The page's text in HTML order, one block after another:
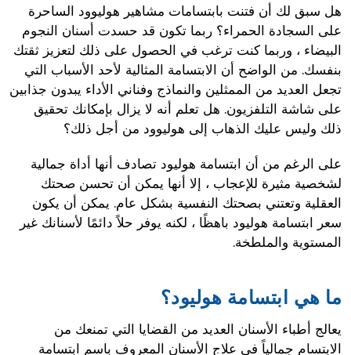
هل سبق لك أن فتنت بابتسامات مشاهير هوليوود الساحرة
على السجادة الحمراء؟ ربما تكون قد حسدت أسنان النجوم
البيضاء ، وربما كنت ترغب في الحصول على ذلك لتعزيز ثقتك
بنفسك. من الواضح أن الابتسامة المثالية لأحد الأسباب التي
تجعل العديد من الممثلين والنماذج وفناني الأداء يبدون جذابين
على شاشة التلفزيون. هل تعلم أنه لا يزال بإمكانك تحقيق
ذلك وليس عليك الذهاب إلى هوليوود من أجل ذلك؟
على الرغم من أن ابتسامة هوليود تصادف أنها أداة جمالية
لشخصية مثيرة للإعجاب ، إلا أنها يمكن أن تحسن صحتك
العقلية وتعتني بصحتك النفسية بشكل عام. يمكن أن يكون
سعر ابتسامة هوليود باهظًا ، لكنه يوفر حلاً دائمًا لأسنانك غير
المستوية والملطخة.
ما هي ابتسامة هوليود؟
يعالج أطباء الأسنان العديد من القضايا التي تمنعك من
الابتسام جمالياً في علاج الأسنان المعروف باسم ابتسامة